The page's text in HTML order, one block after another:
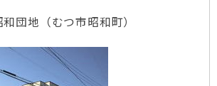
団地（むつ市昭和町）